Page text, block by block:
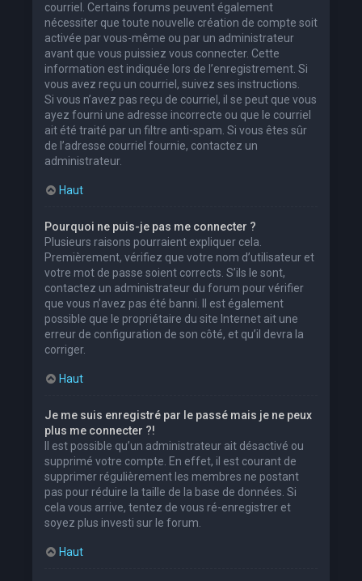
courriel. Certains forums peuvent également
nécessiter que toute nouvelle création de compte soit
activée par vous-même ou par un administrateur
avant que vous puissiez vous connecter. Cette
information est indiquée lors de l’enregistrement. Si
vous avez reçu un courriel, suivez ses instructions.
Si vous n’avez pas reçu de courriel, il se peut que vous
ayez fourni une adresse incorrecte ou que le courriel
ait été traité par un filtre anti-spam. Si vous êtes sûr
de l’adresse courriel fournie, contactez un
administrateur.
Haut
Pourquoi ne puis-je pas me connecter ?
Plusieurs raisons pourraient expliquer cela.
Premièrement, vérifiez que votre nom d’utilisateur et
votre mot de passe soient corrects. S’ils le sont,
contactez un administrateur du forum pour vérifier
que vous n’avez pas été banni. Il est également
possible que le propriétaire du site Internet ait une
erreur de configuration de son côté, et qu’il devra la
corriger.
Haut
Je me suis enregistré par le passé mais je ne peux
plus me connecter ?!
Il est possible qu’un administrateur ait désactivé ou
supprimé votre compte. En effet, il est courant de
supprimer régulièrement les membres ne postant
pas pour réduire la taille de la base de données. Si
cela vous arrive, tentez de vous ré-enregistrer et
soyez plus investi sur le forum.
Haut